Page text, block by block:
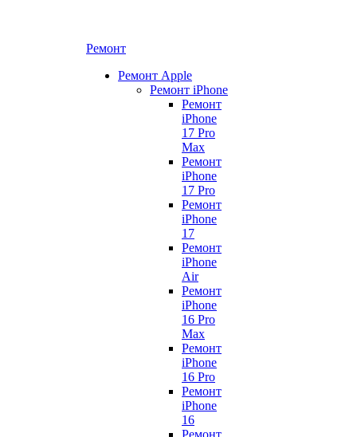
Ремонт
Ремонт Apple
Ремонт iPhone
Ремонт
iPhone
17 Pro
Max
Ремонт
iPhone
17 Pro
Ремонт
iPhone
17
Ремонт
iPhone
Air
Ремонт
iPhone
16 Pro
Max
Ремонт
iPhone
16 Pro
Ремонт
iPhone
16
Ремонт